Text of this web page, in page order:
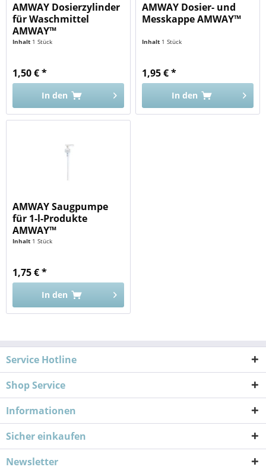
AMWAY Dosierzylinder
für Waschmittel
AMWAY™
Inhalt 1 Stück
1,50 € *
In den
AMWAY Dosier- und
Messkappe AMWAY™
Inhalt 1 Stück
1,95 € *
In den
AMWAY Saugpumpe
für 1-l-Produkte
AMWAY™
Inhalt 1 Stück
1,75 € *
In den
Service Hotline
Shop Service
Informationen
Sicher einkaufen
Newsletter